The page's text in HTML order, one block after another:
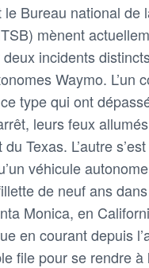
le Bureau national de
mènent
incidents
Waymo. L’un
type qui ont
leurs feux
du Texas. L’autre
véhicule
de neuf ans
Monica, en
en courant depuis
file pour se rendre à